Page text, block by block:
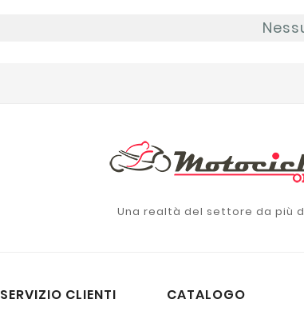
Una realtà del settore da più
SERVIZIO CLIENTI CATALOGO